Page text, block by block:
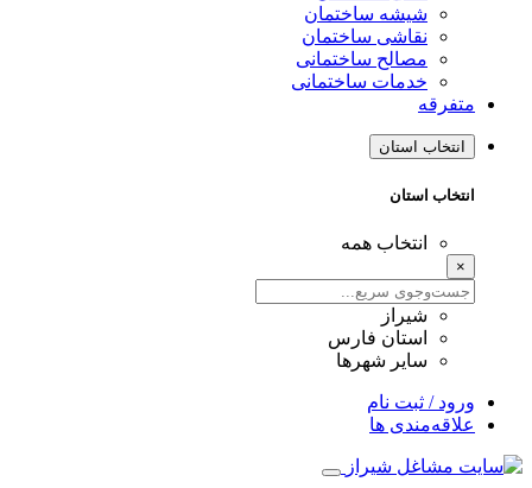
شیشه ساختمان
نقاشی ساختمان
مصالح ساختمانی
خدمات ساختمانی
متفرقه
انتخاب استان
انتخاب استان
انتخاب همه
×
شیراز
استان فارس
سایر شهرها
ورود / ثبت نام
علاقه‌مندی ها